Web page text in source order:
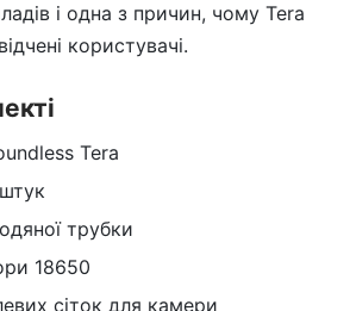
і одна з причин, чому Tera
користувачі.
Tera
трубки
18650
сіток для камери